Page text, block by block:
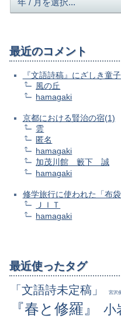
最近のコメント
『文語詩稿』にざしき童
風の丘
hamagaki
京都における賢治の宿(1)
雲
匿名
hamagaki
加茂川館 籔下 誠
hamagaki
修学旅行に使われた「布袋
ＪＩＴ
hamagaki
最近使ったタグ
「文語詩未定稿」 宮沢
『春と修羅』 小